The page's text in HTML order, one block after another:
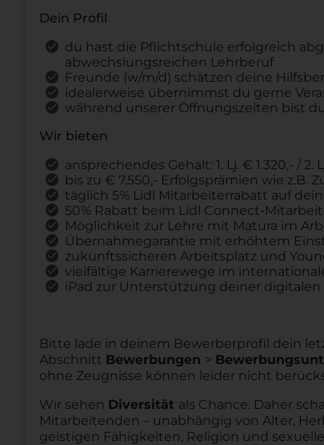
Dein Profil
du hast die Pflichtschule erfolgreich
abwechslungsreichen Lehrberuf
Freunde (w/m/d) schätzen deine
idealerweise übernimmst du gerne
während unserer Öffnungszeiten bist
Wir bieten
ansprechendes Gehalt: 1. Lj. € 1.320,- / 2.
bis zu € 7.550,- Erfolgsprämien wie z.B.
täglich 5% Lidl Mitarbeiterrabatt auf
50% Rabatt beim Lidl Connect-
Möglichkeit zur Lehre mit Matura im
Übernahmegarantie mit erhöhtem
zukunftssicheren Arbeitsplatz und
vielfältige Karrierewege im
iPad zur Unterstützung deiner
Bitte lade in deinem Bewerberprofil dein
Abschnitt Bewerbungen >
ohne Zeugnisse können leider nicht
Wir sehen Diversität als Chance. Daher
Mitarbeitenden – unabhängig von Alter,
geistigen Fähigkeiten, Religion und